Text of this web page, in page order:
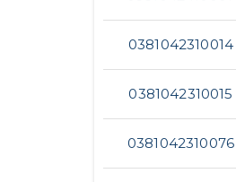
0381042310014
0381042310015
0381042310076